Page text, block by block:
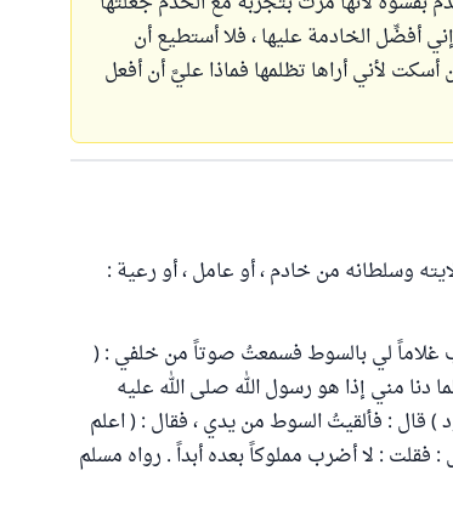
أفضِّل الخادمة عليها ، فلا أستطيع أن
أسكت لأني أراها تظلمها فماذا عليَّ أن أفعل
وسلطانه من خادم ، أو عامل ، أو رعية :
غلاماً لي بالسوط فسمعتُ صوتاً من خلفي : (
مني إذا هو رسول الله صلى الله عليه
) قال : فألقيتُ السوط من يدي ، فقال : ( اعلم
: فقلت : لا أضرب مملوكاً بعده أبداً . رواه مسلم